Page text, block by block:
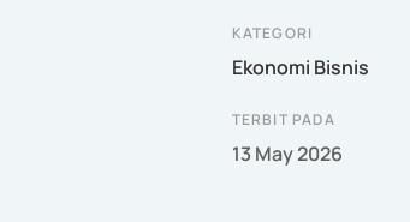
KATEGORI
Ekonomi Bisnis
TERBIT PADA
13 May 2026